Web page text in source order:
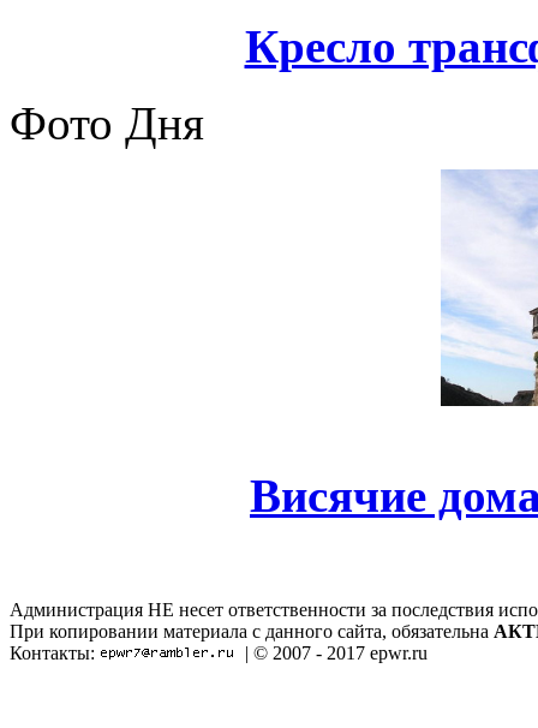
Кресло
Фото Дня
Висячие
Администрация НЕ несет ответственности за последствия
При копировании материала с данного сайта, обязательна
Контакты:
| © 2007 - 2017 epwr.ru